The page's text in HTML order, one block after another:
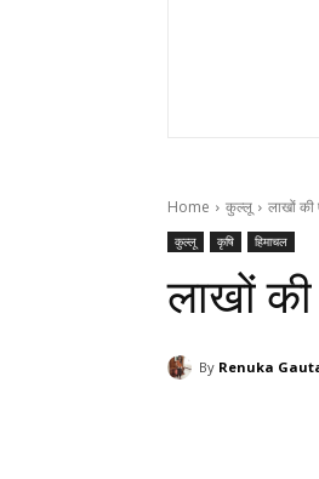
Home कुल्लू लाखों की
कुल्लू कृषि हिमाचल
लाखों
By Renuka